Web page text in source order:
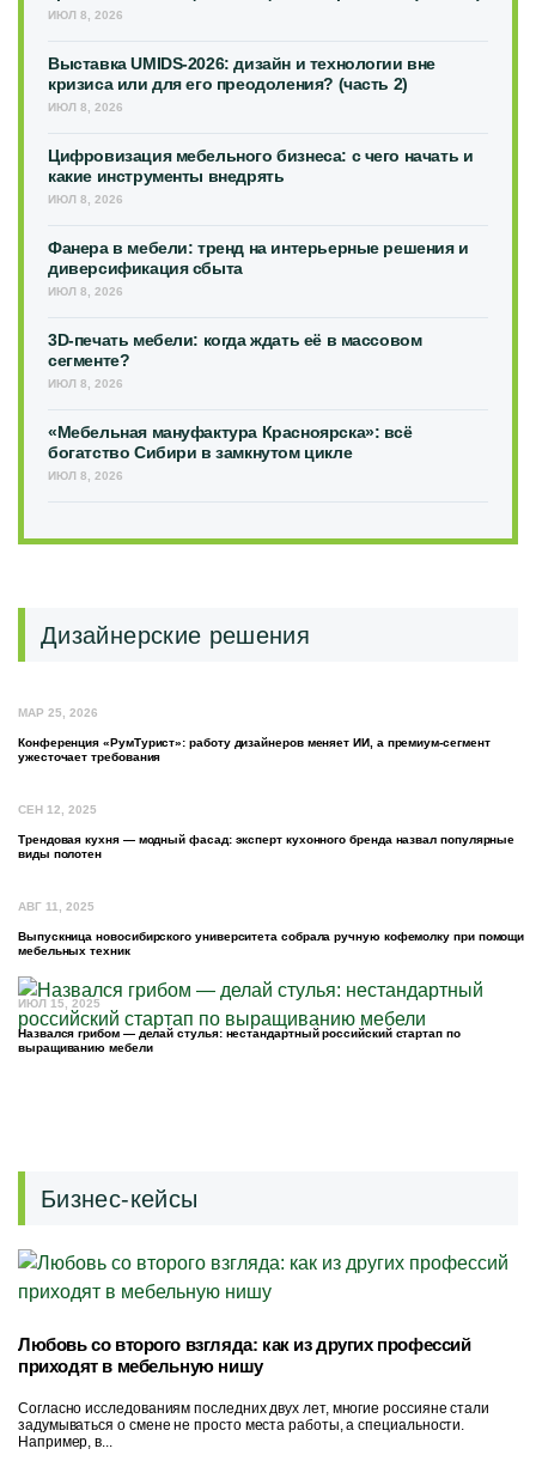
ИЮЛ 8, 2026
Выставка UMIDS-2026: дизайн и технологии вне
кризиса или для его преодоления? (часть 2)
ИЮЛ 8, 2026
Цифровизация мебельного бизнеса: с чего начать и
какие инструменты внедрять
ИЮЛ 8, 2026
Фанера в мебели: тренд на интерьерные решения и
диверсификация сбыта
ИЮЛ 8, 2026
3D-печать мебели: когда ждать её в массовом
сегменте?
ИЮЛ 8, 2026
«Мебельная мануфактура Красноярска»: всё
богатство Сибири в замкнутом цикле
ИЮЛ 8, 2026
Дизайнерские решения
МАР 25, 2026
Конференция «РумТурист»: работу дизайнеров меняет ИИ, а премиум-сегмент
ужесточает требования
СЕН 12, 2025
Трендовая кухня — модный фасад: эксперт кухонного бренда назвал популярные
виды полотен
АВГ 11, 2025
Выпускница новосибирского университета собрала ручную кофемолку при помощи
мебельных техник
ИЮЛ 15, 2025
Назвался грибом — делай стулья: нестандартный российский стартап по
выращиванию мебели
Бизнес-кейсы
Любовь со второго взгляда: как из других профессий
приходят в мебельную нишу
Согласно исследованиям последних двух лет, многие россияне стали
задумываться о смене не просто места работы, а специальности.
Например, в...